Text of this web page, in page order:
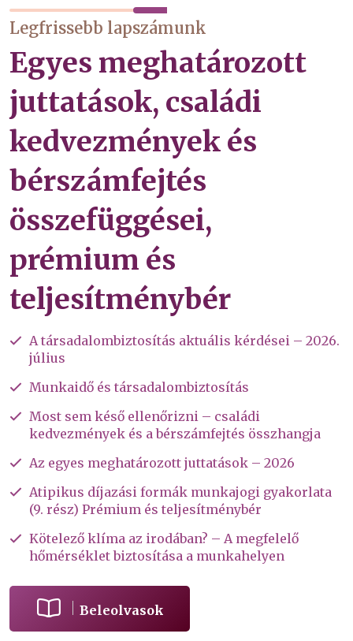
Legfrissebb lapszámunk
Egyes meghatározott
juttatások, családi
kedvezmények és
bérszámfejtés
összefüggései,
prémium és
teljesítménybér
A társadalombiztosítás aktuális kérdései – 2026.
július
Munkaidő és társadalombiztosítás
Most sem késő ellenőrizni – családi
kedvezmények és a bérszámfejtés összhangja
Az egyes meghatározott juttatások – 2026
Atipikus díjazási formák munkajogi gyakorlata
(9. rész) Prémium és teljesítménybér
Kötelező klíma az irodában? – A megfelelő
hőmérséklet biztosítása a munkahelyen
Beleolvasok